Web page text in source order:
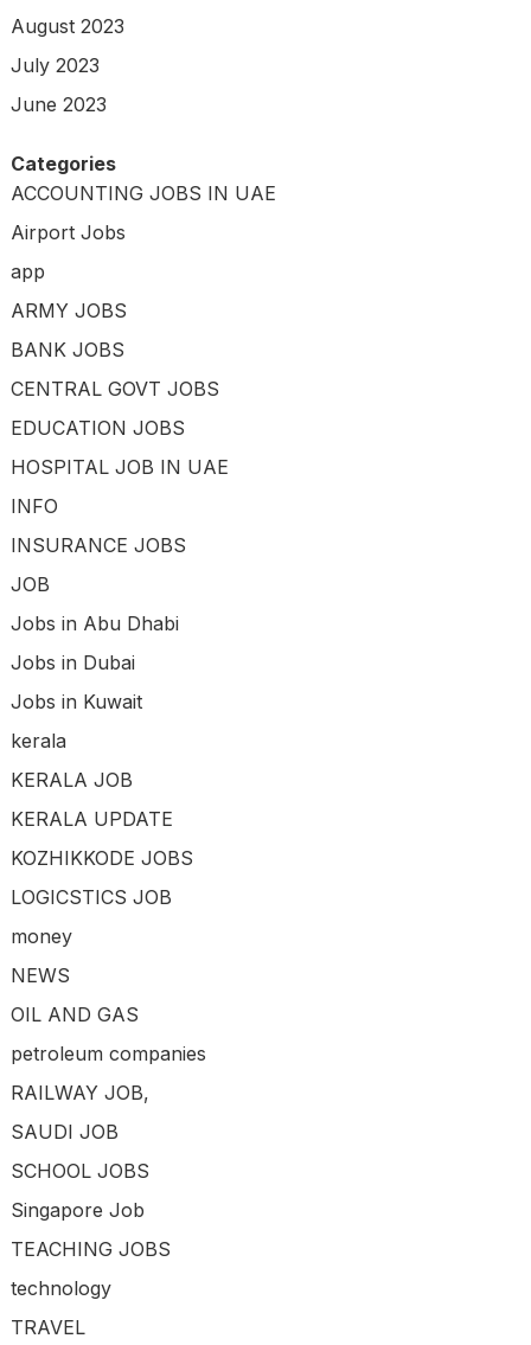
August 2023
July 2023
June 2023
Categories
ACCOUNTING JOBS IN UAE
Airport Jobs
app
ARMY JOBS
BANK JOBS
CENTRAL GOVT JOBS
EDUCATION JOBS
HOSPITAL JOB IN UAE
INFO
INSURANCE JOBS
JOB
Jobs in Abu Dhabi
Jobs in Dubai
Jobs in Kuwait
kerala
KERALA JOB
KERALA UPDATE
KOZHIKKODE JOBS
LOGICSTICS JOB
money
NEWS
OIL AND GAS
petroleum companies
RAILWAY JOB,
SAUDI JOB
SCHOOL JOBS
Singapore Job
TEACHING JOBS
technology
TRAVEL